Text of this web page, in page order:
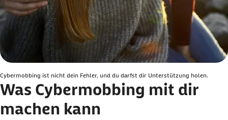
Cybermobbing ist nicht dein Fehler, und du darfst dir Unterstützung holen.
Was Cybermobbing mit dir
machen kann